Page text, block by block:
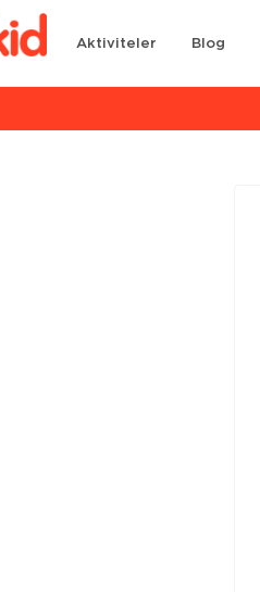
Aktiviteler Blog